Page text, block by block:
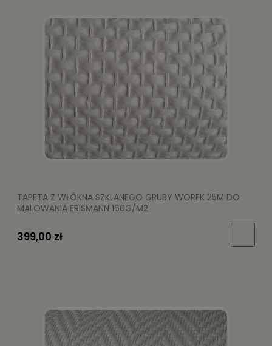
TAPETA Z WŁÓKNA SZKLANEGO GRUBY WOREK 25M DO
MALOWANIA ERISMANN 160G/M2
399,00 zł